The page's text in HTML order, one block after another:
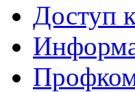
Доступ